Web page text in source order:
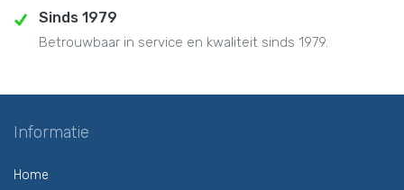
Sinds 1979
Betrouwbaar in service en kwaliteit sinds 1979.
Informatie
Home